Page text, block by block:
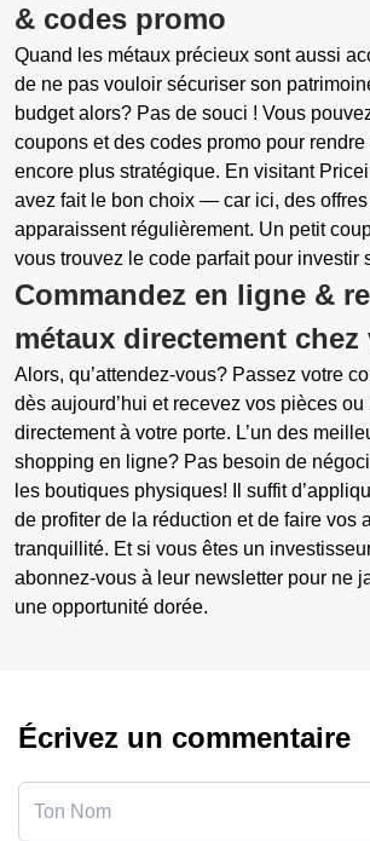
& codes promo
Quand les métaux précieux sont aussi
de ne pas vouloir sécuriser son
budget alors? Pas de souci ! Vous
coupons et des codes promo pour rendre
encore plus stratégique. En visitant
avez fait le bon choix — car ici, des
apparaissent régulièrement. Un petit
vous trouvez le code parfait pour investir
Commandez en ligne &
métaux directement chez
Alors, qu’attendez-vous? Passez votre
dès aujourd’hui et recevez vos pièces ou
directement à votre porte. L’un des
shopping en ligne? Pas besoin de
les boutiques physiques! Il suffit
de profiter de la réduction et de faire vos
tranquillité. Et si vous êtes un
abonnez-vous à leur newsletter pour ne
une opportunité dorée.
Écrivez un commentaire